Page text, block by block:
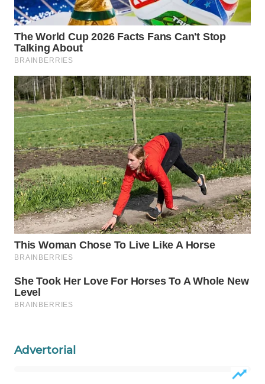
Advertorial
WAHANA
UMKM
SELEB
WAHANA
PERSONA
WAHANA
OTOMOTIF
WAHANA
HEALTH
WAHANA
DESA
LAPAK
Wahana
Network